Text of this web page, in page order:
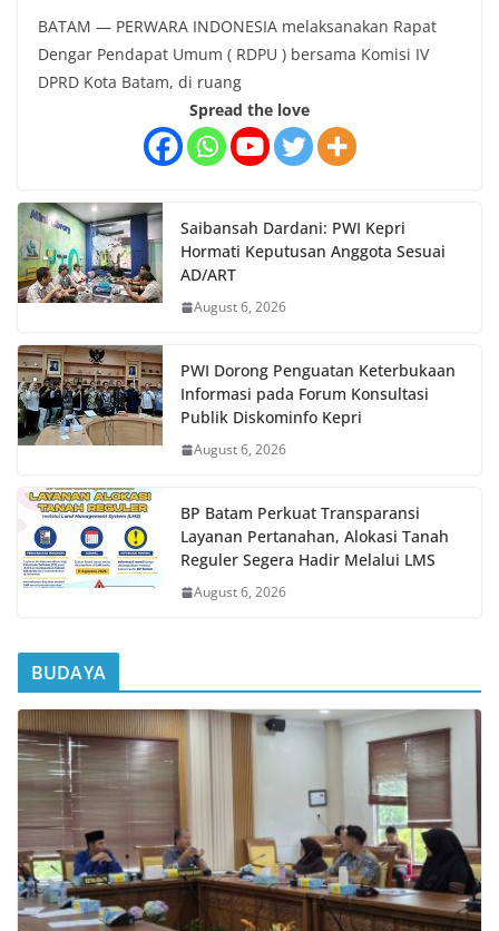
BATAM — PERWARA INDONESIA melaksanakan Rapat
Dengar Pendapat Umum ( RDPU ) bersama Komisi IV
DPRD Kota Batam, di ruang
Spread the love
Saibansah Dardani: PWI Kepri
Hormati Keputusan Anggota Sesuai
AD/ART
August 6, 2026
PWI Dorong Penguatan Keterbukaan
Informasi pada Forum Konsultasi
Publik Diskominfo Kepri
August 6, 2026
BP Batam Perkuat Transparansi
Layanan Pertanahan, Alokasi Tanah
Reguler Segera Hadir Melalui LMS
August 6, 2026
BUDAYA